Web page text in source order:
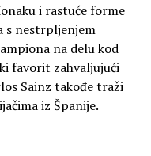
i rastuće forme
s nestrpljenjem
na delu kod
favorit zahvaljujući
Sainz takođe traži
iz Španije.